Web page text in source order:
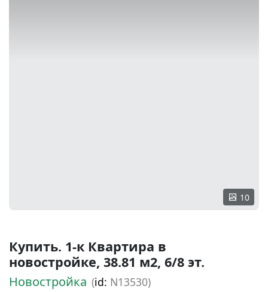
10
Купить. 1-к Квартира в
новостройке, 38.81 м2, 6/8 эт.
Новостройка (id: N13530)